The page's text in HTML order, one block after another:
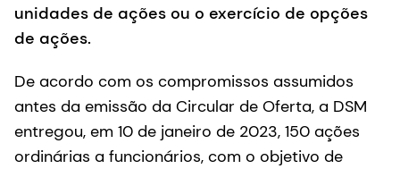
unidades de ações ou o exercício de opções
de ações.
De acordo com os compromissos assumidos
antes da emissão da Circular de Oferta, a DSM
entregou, em 10 de janeiro de 2023, 150 ações
ordinárias a funcionários, com o objetivo de